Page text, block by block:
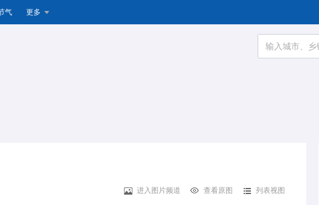
气 更多
进入图片频道 查看原图 列表视图